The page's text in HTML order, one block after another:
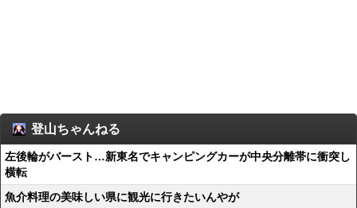
登山ちゃんねる
左後輪がバースト…新東名でキャンピングカーが中央分離帯に衝突し
横転
魚介料理の美味しい県に観光に行きたいんやが